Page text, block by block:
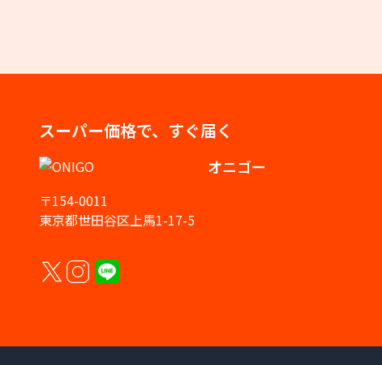
スーパー価格で、すぐ届く
オニゴー
〒154-0011
東京都世田谷区上馬1-17-5